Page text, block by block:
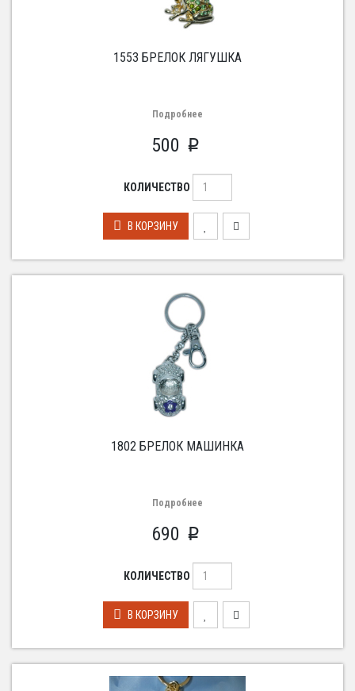
1553 БРЕЛОК ЛЯГУШКА
Подробнее
500 p
КОЛИЧЕСТВО
В КОРЗИНУ
1802 БРЕЛОК МАШИНКА
Подробнее
690 p
КОЛИЧЕСТВО
В КОРЗИНУ